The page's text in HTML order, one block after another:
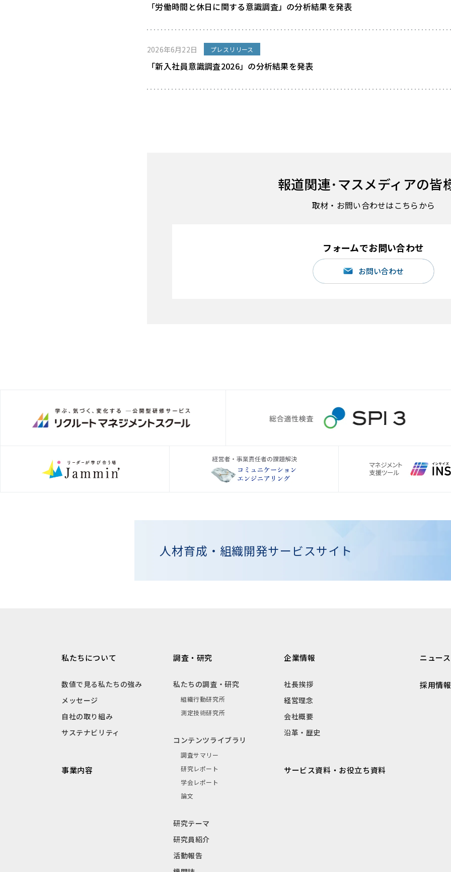
「労働時間と休日に関する意識調査」の分析結果を発表
2026年6月22日 プレスリリース
「新入社員意識調査2026」の分析結果を発表
報道関連･マスメディアの皆
取材・お問い合わせはこちらから
フォームでお問い合わせ
お問い合わせ
人材育成・組織開発サービスサイト
私たちについて
数値で見る私たちの強み
メッセージ
自社の取り組み
サステナビリティ
事業内容
調査・研究
私たちの調査・研究
組織行動研究所
測定技術研究所
コンテンツライブラリ
調査サマリー
研究レポート
学会レポート
論文
研究テーマ
研究員紹介
活動報告
企業情報
社長挨拶
経営理念
会社概要
沿革・歴史
サービス資料・お役立ち資料
ニュース
採用情報